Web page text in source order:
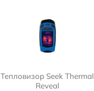
Тепловизор Seek Thermal
Reveal